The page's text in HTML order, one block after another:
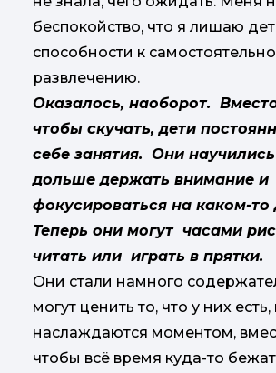
беспокойство, что я лишаю
способности к
развлечению.
Оказалось, наоборот.
чтобы скучать, дети
себе занятия. Они
дольше держать внимание и
фокусироваться на каком-то
Теперь они могут часами
читать или играть в прятки.
Они стали намного
могут ценить то, что у них есть,
наслаждаются моментом,
чтобы всё время куда-то